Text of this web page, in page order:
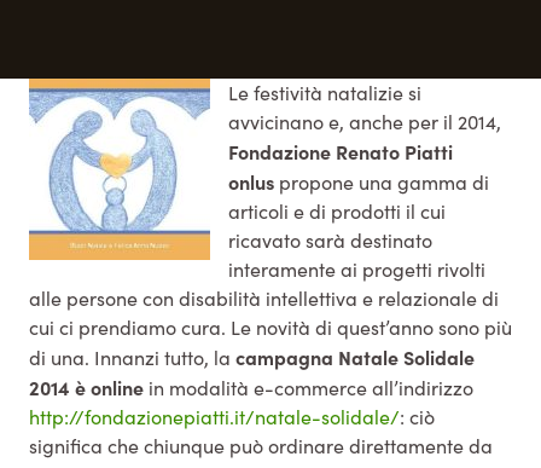
Le festività natalizie si
avvicinano e, anche per il 2014,
Fondazione Renato Piatti
onlus propone una gamma di
articoli e di prodotti il cui
ricavato sarà destinato
interamente ai progetti rivolti
alle persone con disabilità intellettiva e relazionale di
cui ci prendiamo cura. Le novità di quest’anno sono più
di una. Innanzi tutto, la campagna Natale Solidale
2014 è online in modalità e-commerce all’indirizzo
http://fondazionepiatti.it/natale-solidale/: ciò
significa che chiunque può ordinare direttamente da